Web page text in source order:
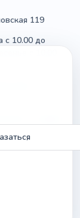
119
с 10.00 до
товара